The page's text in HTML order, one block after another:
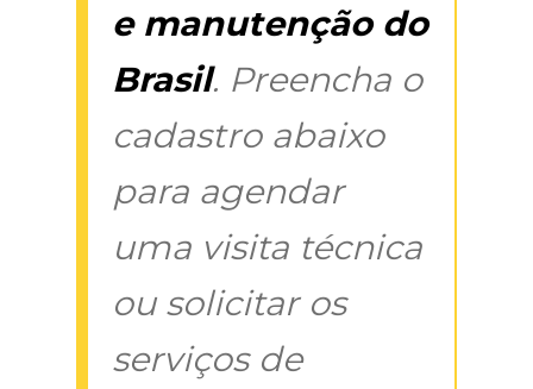
e manutenção do
Brasil. Preencha o
cadastro abaixo
para agendar
uma visita técnica
ou solicitar os
serviços de